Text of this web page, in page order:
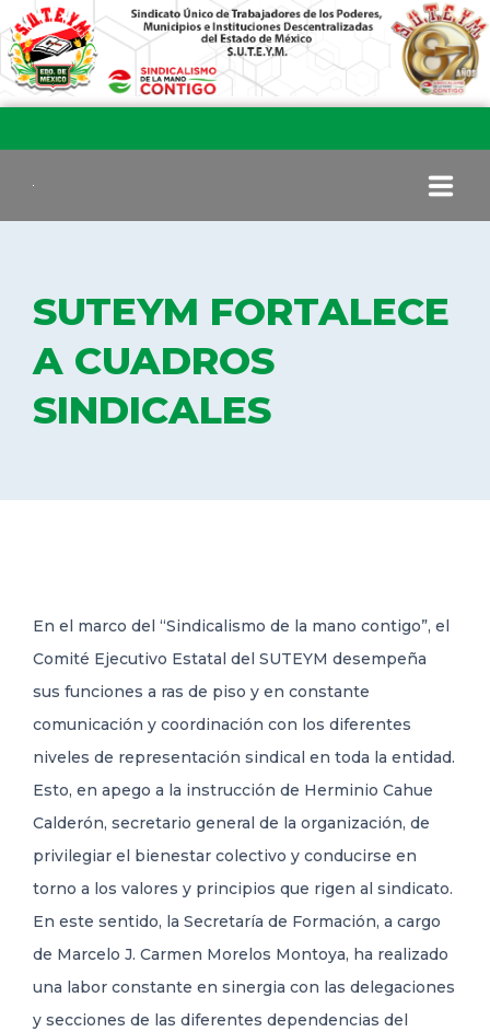
COMITÉ EJECUTIVO
COMISIÓN DE VIGILANCIA
TRANSPARENCIA
SUTEYM FORTALECE
A CUADROS
SINDICALES
En el marco del “Sindicalismo de la mano contigo”, el
Comité Ejecutivo Estatal del SUTEYM desempeña
sus funciones a ras de piso y en constante
comunicación y coordinación con los diferentes
niveles de representación sindical en toda la entidad.
Esto, en apego a la instrucción de Herminio Cahue
Calderón, secretario general de la organización, de
privilegiar el bienestar colectivo y conducirse en
torno a los valores y principios que rigen al sindicato.
En este sentido, la Secretaría de Formación, a cargo
de Marcelo J. Carmen Morelos Montoya, ha realizado
una labor constante en sinergia con las delegaciones
y secciones de las diferentes dependencias del